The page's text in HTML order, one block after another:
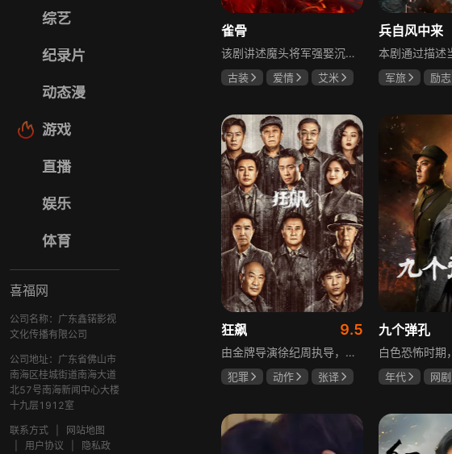
综艺
纪录片
动态漫
游戏
直播
娱乐
体育
喜福网
公司名称：广东鑫锘影视
文化传播有限公司
公司地址：广东省佛山市
南海区桂城街道南海大道
北57号南海新闻中心大楼
十九层1912室
联系方式
网站地图
用户协议
隐私政
雀骨
该剧讲述魔头将军强娶沉迷机关术的财迷假千金，两人从契约夫妻起步，在生死局中互扒马甲，爱意与杀意交织共生。过程中他们揭露朝堂阴谋，破解生死乱局，最终共同守护家国太平，融合了权谋、爱情、冒险等多重元素，情节跌宕起伏。
古装 爱情
艾米
兵自风中来
军旅 励志
狂飙 9.5
由金牌导演徐纪周执导，张译、张颂文、李一桐、张志坚、吴刚领衔主演，倪大红、韩童生、李建义特邀主演的中央政法委重点项目。一部扫黑除恶坚决斗争的回忆录，横跨20年的群像叙事全景式展现时代变迁下的黑白较量与复杂人性。
犯罪 动作
张译
九个弹孔
年代 网剧